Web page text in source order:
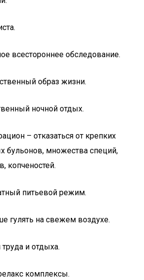
всестороннее обследование.
образ жизни.
ночной отдых.
– отказаться от крепких
бульонов, множества специй,
копченостей.
питьевой режим.
гулять на свежем воздухе.
и отдыха.
комплексы.